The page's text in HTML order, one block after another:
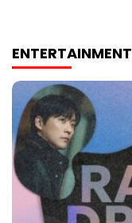
ENTERTAINMENT